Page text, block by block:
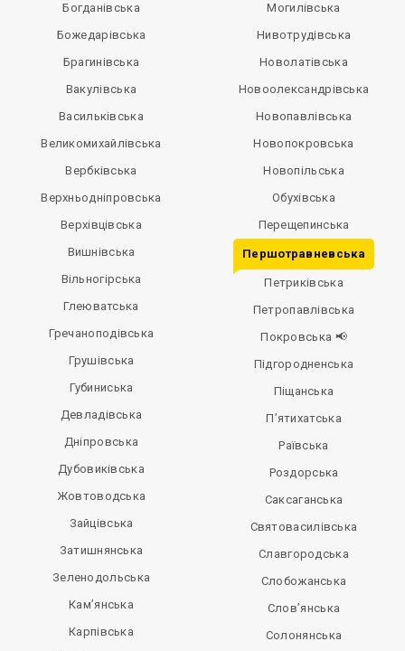
Богданівська
Божедарівська
Брагинівська
Вакулівська
Васильківська
Великомихайлівська
Вербківська
Верхньодніпровська
Верхівцівська
Вишнівська
Вільногірська
Глеюватська
Гречаноподівська
Грушівська
Губиниська
Девладівська
Дніпровська
Дубовиківська
Жовтоводська
Зайцівська
Затишнянська
Зеленодольська
Кам’янська
Карпівська
Могилівська
Нивотрудівська
Новолатівська
Новоолександрівська
Новопавлівська
Новопокровська
Новопільська
Обухівська
Перещепинська
Першотравневська
Петриківська
Петропавлівська
Покровська 📢
Підгородненська
Піщанська
П’ятихатська
Раївська
Роздорська
Саксаганська
Святовасилівська
Славгородська
Слобожанська
Слов’янська
Солонянська